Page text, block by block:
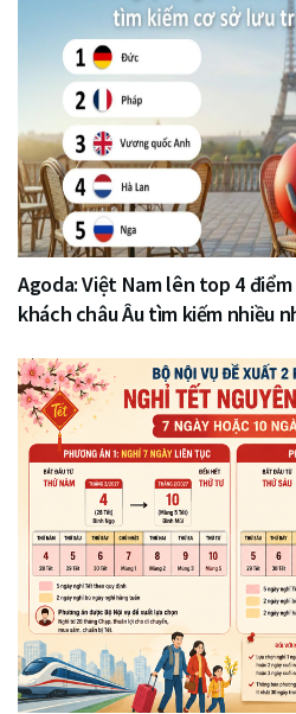
Agoda: Việt Nam lên top 4
khách châu Âu tìm kiếm nhiều